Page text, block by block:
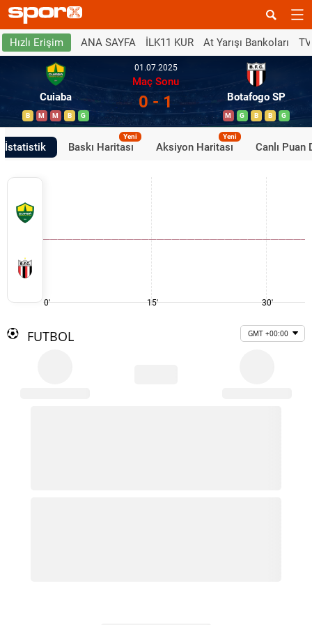
Hızlı Erişim ANA SAYFA İLK11 KUR At Yarışı Bankoları
Cuiaba
B M M B G
01.07.2025
Maç Sonu
0 - 1 Botafogo SP
M G B B G
İstatistik Baskı Haritası
Yeni
Aksiyon Haritası
Yeni
Canlı Puan
0' 15' 30'
FUTBOL GMT +00:00